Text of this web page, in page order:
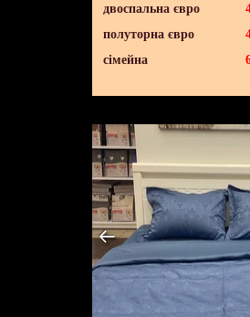
двоспальна євро
полуторна євро
сімейна